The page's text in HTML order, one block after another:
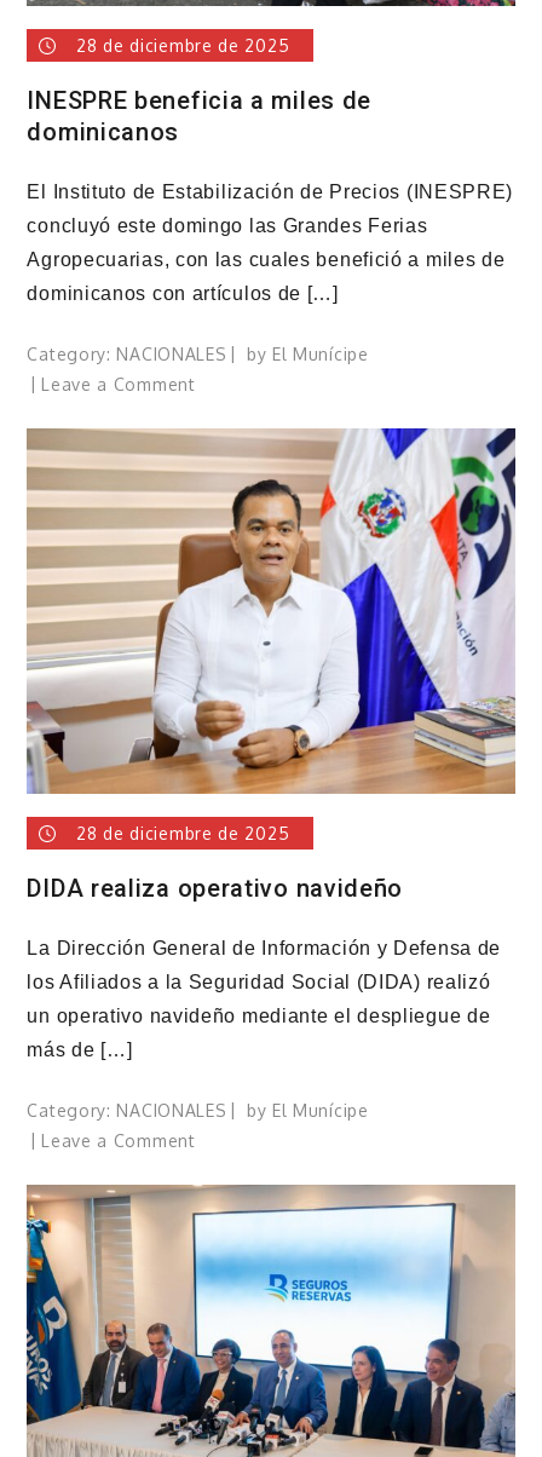
28 de diciembre de 2025
INESPRE beneficia a miles de
dominicanos
El Instituto de Estabilización de Precios (INESPRE)
concluyó este domingo las Grandes Ferias
Agropecuarias, con las cuales benefició a miles de
dominicanos con artículos de […]
Category: NACIONALES by El Munícipe
Leave a Commenton
beneficia
a
miles
de
dominicanos
28 de diciembre de 2025
DIDA realiza operativo navideño
La Dirección General de Información y Defensa de
los Afiliados a la Seguridad Social (DIDA) realizó
un operativo navideño mediante el despliegue de
más de […]
Category: NACIONALES by El Munícipe
Leave a Commenton
realiza
navideño